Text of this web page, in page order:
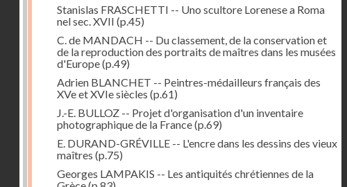
Stanislas FRASCHETTI -- Uno scultore Lorenese a Roma
nel sec. XVII (p.45)
C. de MANDACH -- Du classement, de la conservation et
de la reproduction des portraits de maîtres dans les musées
d'Europe(p.49)
Adrien BLANCHET -- Peintres-médailleurs français des
XVe et XVIe siècles (p.61)
J.-E. BULLOZ -- Projet d'organisation d'un inventaire
photographique de la France(p.69)
E. DURAND-GRÉVILLE -- L'encre dans les dessins des vieux
maîtres (p.75)
Georges LAMPAKIS -- Les antiquités chrétiennes de la